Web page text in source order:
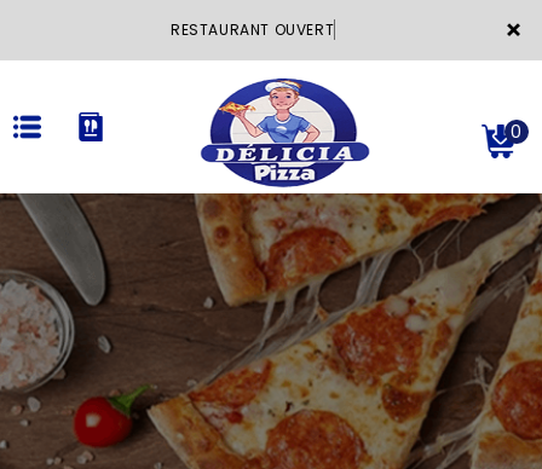
×
RESTAURANT OUVER
ACCUEIL
LA CARTE
VOTRE COMPTE
NOTRE RESTAURANT
0